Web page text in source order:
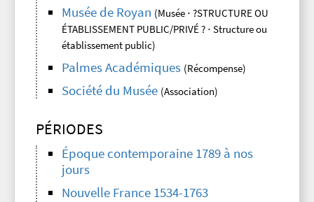
Musée de Royan (Musée ⋅ ?STRUCTURE OU
ÉTABLISSEMENT PUBLIC/PRIVÉ ? ⋅ Structure ou
établissement public)
Palmes Académiques (Récompense)
Société du Musée (Association)
PÉRIODES
Époque contemporaine 1789 à nos
jours
Nouvelle France 1534-1763